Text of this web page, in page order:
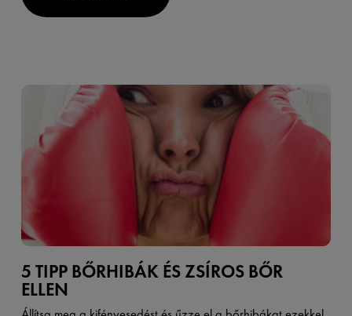
5 TIPP BŐRHIBÁK ÉS ZSÍROS BŐR
ELLEN